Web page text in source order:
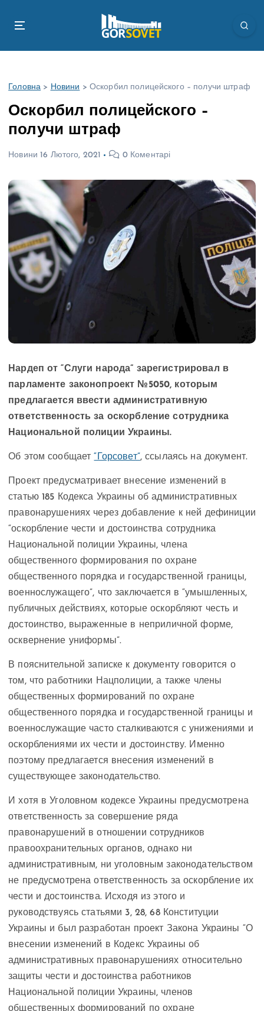
Головна > Новини > Оскорбил полицейского – получи штраф
Оскорбил полицейского –
получи штраф
Новини 16 Лютого, 2021 0 Коментарі
Нардеп от “Слуги народа” зарегистрировал в
парламенте законопроект №5050, которым
предлагается ввести административную
ответственность за оскорбление сотрудника
Национальной полиции Украины.
Об этом сообщает“Горсовет”, ссылаясь на документ.
Проект предусматривает внесение изменений в
статью 185 Кодекса Украины об административных
правонарушениях через добавление к ней дефиниции
“оскорбление чести и достоинства сотрудника
Национальной полиции Украины, члена
общественного формирования по охране
общественного порядка и государственной границы,
военнослужащего”, что заключается в “умышленных,
публичных действиях, которые оскорбляют честь и
достоинство, выраженные в неприличной форме,
осквернение униформы”.
В пояснительной записке к документу говорится о
том, что работники Нацполиции, а также члены
общественных формирований по охране
общественного порядка и государственной границы и
военнослужащие часто сталкиваются с унижениями и
оскорблениями их чести и достоинству. Именно
поэтому предлагается внесения изменений в
существующее законодательство.
И хотя в Уголовном кодексе Украины предусмотрена
ответственность за совершение ряда
правонарушений в отношении сотрудников
правоохранительных органов, однако ни
административным, ни уголовным законодательством
не предусмотрена ответственность за оскорбление их
чести и достоинства. Исходя из этого и
руководствуясь статьями 3, 28, 68 Конституции
Украины и был разработан проект Закона Украины “О
внесении изменений в Кодекс Украины об
административных правонарушениях относительно
защиты чести и достоинства работников
Национальной полиции Украины, членов
общественных формирований по охране